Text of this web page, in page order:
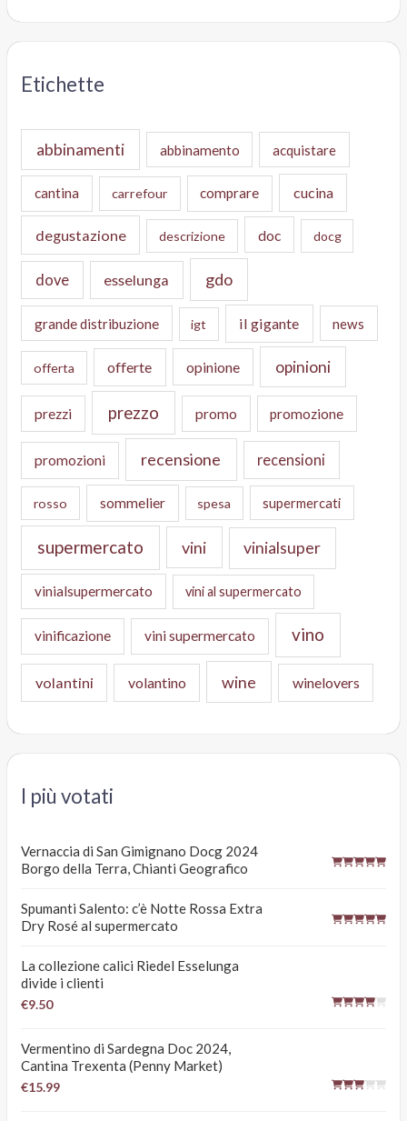
Etichette
abbinamenti abbinamento acquistare
cantina carrefour comprare cucina
degustazione descrizione doc docg
dove esselunga gdo
grande distribuzione igt il gigante news
offerta offerte opinione opinioni
prezzi prezzo promo promozione
promozioni recensione recensioni
rosso sommelier spesa supermercati
supermercato vini vinialsuper
vinialsupermercato vini al supermercato
vinificazione vini supermercato vino
volantini volantino wine winelovers
I più votati
Vernaccia di San Gimignano Docg 2024
Borgo della Terra, Chianti Geografico
Spumanti Salento: c’è Notte Rossa Extra
Dry Rosé al supermercato
La collezione calici Riedel Esselunga
divide i clienti
€9.50
Vermentino di Sardegna Doc 2024,
Cantina Trexenta (Penny Market)
€15.99